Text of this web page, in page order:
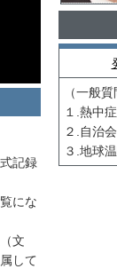
記録
にな
文
して
（一般質
１.熱中
２.自治
３.地球